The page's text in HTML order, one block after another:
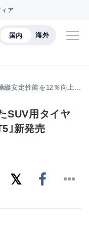
ア
国内 海外
縦安定性能を12％向上…
SUV用タイヤ
｣新発売